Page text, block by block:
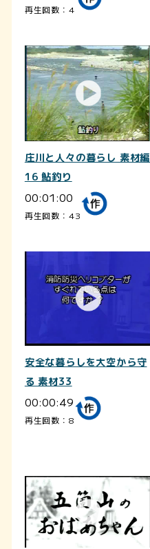
再生回数：4
庄川と人々の暮らし 素材編
16 鮎釣り
00:01:00
再生回数：43
安全な暮らしを大空から守
る 素材33
00:00:49
再生回数：8